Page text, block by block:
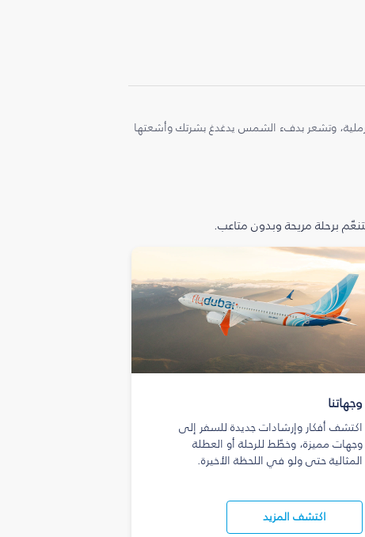
وتشعر بدفء الشمس يدغدغ بشرتك وأشعتها
برحلة مريحة وبدون متاعب.
وجهاتنا
اكتشف أفكار وإرشادات جديدة للسفر إلى
وجهات مميزة، وخطّط للرحلة أو العطلة
المثالية حتى ولو في اللحظة الأخيرة.
اكتشف المزيد